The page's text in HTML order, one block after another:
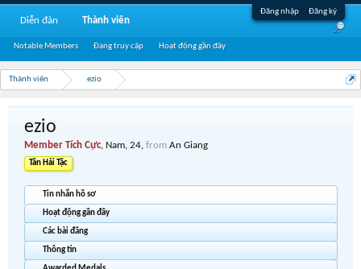
Đăng nhập Đăng ký
Thành viên ezio
ezio
Member Tích Cực, Nam, 24, from An Giang
Tân Hải Tặc
Tin nhắn hồ sơ
Hoạt động gần đây
Các bài đăng
Thông tin
Diễn đàn Thành viên
Notable Members Đang truy cập Hoạt động gần đây